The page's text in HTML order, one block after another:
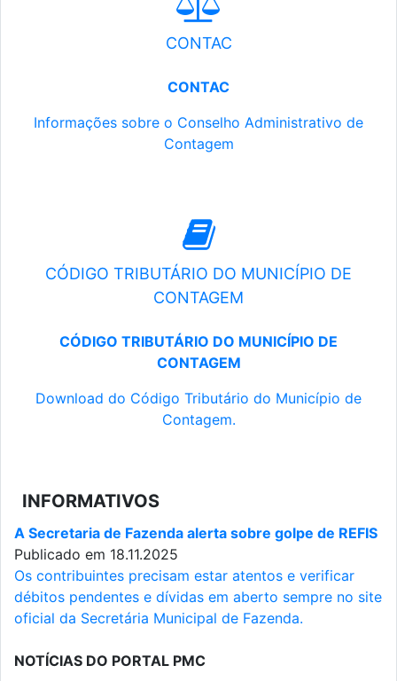
CONTAC
CONTAC
Informações sobre o Conselho Administrativo de
Contagem
CÓDIGO TRIBUTÁRIO DO MUNICÍPIO DE
CONTAGEM
CÓDIGO TRIBUTÁRIO DO MUNICÍPIO DE
CONTAGEM
Download do Código Tributário do Município de
Contagem.
INFORMATIVOS
A Secretaria de Fazenda alerta sobre golpe de REFIS
Publicado em 18.11.2025
Os contribuintes precisam estar atentos e verificar
débitos pendentes e dívidas em aberto sempre no site
oficial da Secretária Municipal de Fazenda.
NOTÍCIAS DO PORTAL PMC